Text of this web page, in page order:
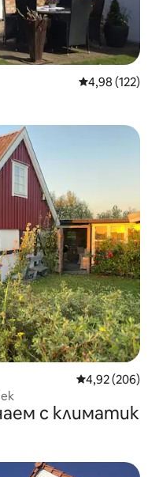
Средна
4,98 (122)
Средна
4,92 (206)
с климатик